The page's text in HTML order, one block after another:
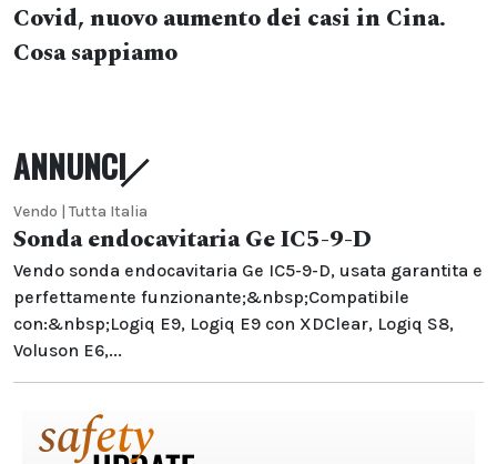
Covid, nuovo aumento dei casi in Cina.
Cosa sappiamo
ANNUNCI
Vendo | Tutta Italia
Sonda endocavitaria Ge IC5-9-D
Vendo sonda endocavitaria Ge IC5-9-D, usata garantita e
perfettamente funzionante;&nbsp;Compatibile
con:&nbsp;Logiq E9, Logiq E9 con XDClear, Logiq S8,
Voluson E6,...